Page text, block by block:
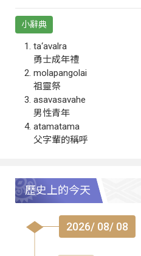
小辭典
ta‘avalra
勇士成年禮
molapangolai
祖靈祭
asavasavahe
男性青年
atamatama
父字輩的稱呼
歷史上的今天
2026/ 08/ 08